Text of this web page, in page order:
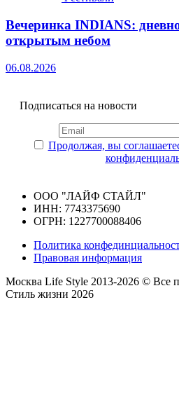
Вечеринка INDIANS:
открытым небом
06.08.2026
Подписаться на новости
Продолжая, вы
ООО "ЛАЙФ СТАЙЛ"
ИНН: 7743375690
ОГРН: 1227700088406
Политика
Правовая информация
Москва Life Style 2013-2026 © Все
Стиль жизни 2026